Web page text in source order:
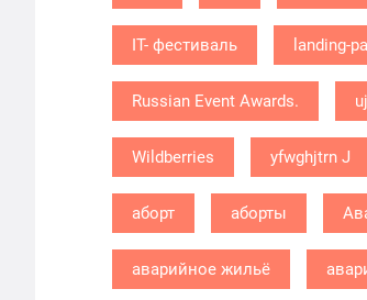
IT- фестиваль landing-
Russian Event Awards.
Wildberries yfwghjtrn J
аборт аборты
аварийное жильё